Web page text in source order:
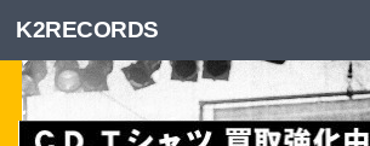
Skip to content
K2RECORDS